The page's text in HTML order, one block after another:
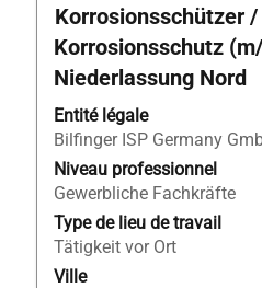
Titre
Korrosionsschützer
Korrosionsschutz
Niederlassung Nord
Entité légale
Bilfinger ISP Germany
Niveau professionnel
Gewerbliche Fachkräfte
Type de lieu de travail
Tätigkeit vor Ort
Ville
Sélectionnez
avec
la
barre
d’espacement
pour
afficher
tout
le
contenu
des
informations